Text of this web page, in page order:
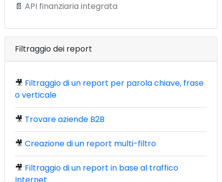
📄 API finanziaria integrata
Filtraggio dei report
🎥 Filtraggio di un report per parola chiave, frase
o verticale
🎥 Trovare aziende B2B
🎥 Creazione di un report multi-filtro
🎥 Filtraggio di un report in base al traffico